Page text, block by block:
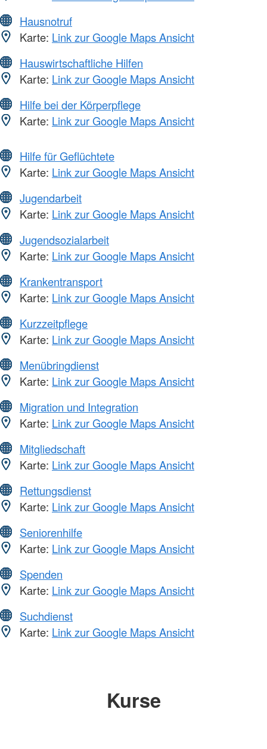
Hausnotruf
Karte: Link zur Google Maps Ansicht
Hauswirtschaftliche Hilfen
Karte: Link zur Google Maps Ansicht
Hilfe bei der Körperpflege
Karte: Link zur Google Maps Ansicht
Hilfe für Geflüchtete
Karte: Link zur Google Maps Ansicht
Jugendarbeit
Karte: Link zur Google Maps Ansicht
Jugendsozialarbeit
Karte: Link zur Google Maps Ansicht
Krankentransport
Karte: Link zur Google Maps Ansicht
Kurzzeitpflege
Karte: Link zur Google Maps Ansicht
Menübringdienst
Karte: Link zur Google Maps Ansicht
Migration und Integration
Karte: Link zur Google Maps Ansicht
Mitgliedschaft
Karte: Link zur Google Maps Ansicht
Rettungsdienst
Karte: Link zur Google Maps Ansicht
Seniorenhilfe
Karte: Link zur Google Maps Ansicht
Spenden
Karte: Link zur Google Maps Ansicht
Suchdienst
Karte: Link zur Google Maps Ansicht
Kurse